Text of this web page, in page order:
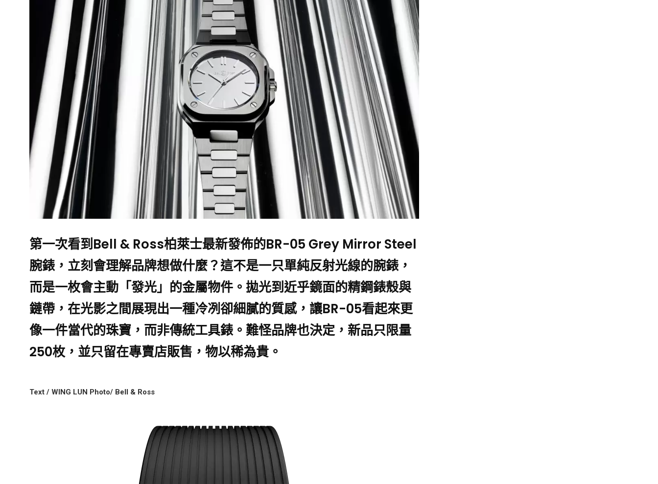
第一次看到Bell & Ross柏萊士最新發佈的BR-05 Grey Mirror Steel
腕錶，立刻會理解品牌想做什麼？這不是一只單純反射光線的腕錶，
而是一枚會主動「發光」的金屬物件。拋光到近乎鏡面的精鋼錶殼與
鏈帶，在光影之間展現出一種冷冽卻細膩的質感，讓BR-05看起來更
像一件當代的珠寶，而非傳統工具錶。難怪品牌也決定，新品只限量
250枚，並只留在專賣店販售，物以稀為貴。
Text / WING LUN Photo/ Bell & Ross